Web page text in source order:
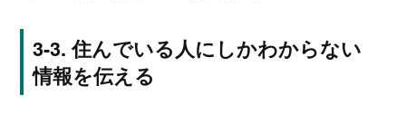
住んでいる人にしかわからない
情報を伝える